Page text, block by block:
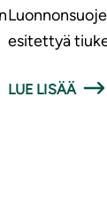
esitettyä
LUE LISÄÄ